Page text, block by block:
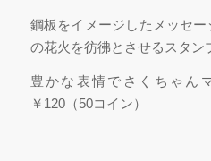
鋼板をイメージしたメッセ
の花火を彷彿とさせるスタン
豊かな表情でさくちゃん
￥120（50コイン）